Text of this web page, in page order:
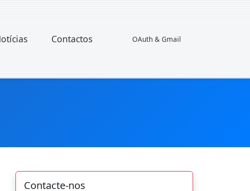
Contactos OAuth & Gmail
Contacte-nos